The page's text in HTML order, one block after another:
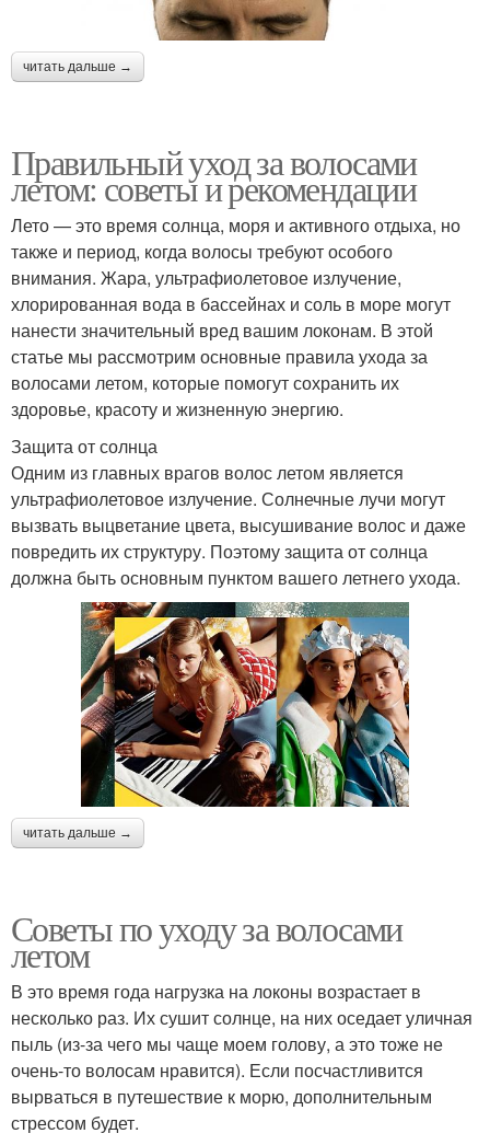
читать дальше →
Правильный уход за волосами
летом: советы и рекомендации
Лето — это время солнца, моря и активного отдыха, но
также и период, когда волосы требуют особого
внимания. Жара, ультрафиолетовое излучение,
хлорированная вода в бассейнах и соль в море могут
нанести значительный вред вашим локонам. В этой
статье мы рассмотрим основные правила ухода за
волосами летом, которые помогут сохранить их
здоровье, красоту и жизненную энергию.
Защита от солнца
Одним из главных врагов волос летом является
ультрафиолетовое излучение. Солнечные лучи могут
вызвать выцветание цвета, высушивание волос и даже
повредить их структуру. Поэтому защита от солнца
должна быть основным пунктом вашего летнего ухода.
читать дальше →
Советы по уходу за волосами
летом
В это время года нагрузка на локоны возрастает в
несколько раз. Их сушит солнце, на них оседает уличная
пыль (из-за чего мы чаще моем голову, а это тоже не
очень-то волосам нравится). Если посчастливится
вырваться в путешествие к морю, дополнительным
стрессом будет.